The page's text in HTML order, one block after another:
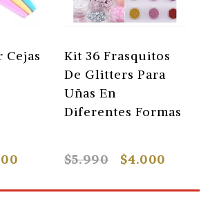
Cejas
Kit 36 Frasquitos
De Glitters Para
Uñas En
Diferentes Formas
$5.990 $4.000